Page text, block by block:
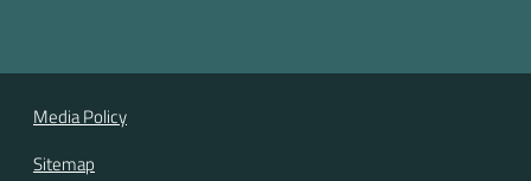
Media Policy
Sitemap